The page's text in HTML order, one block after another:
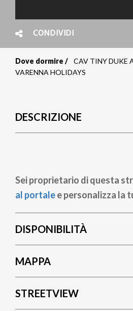
CONDIVIDI
Briciole
pane
Dove dormire
CAV TINY DUKE
VARENNA HOLIDAYS
DESCRIZIONE
Sei proprietario di questa
al portalee personalizza la
DISPONIBILITÀ
MAPPA
STREETVIEW